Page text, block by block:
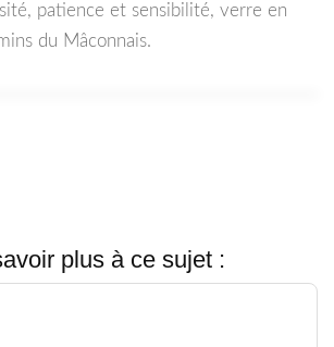
patience et sensibilité, verre en
du Mâconnais.
plus à ce sujet :